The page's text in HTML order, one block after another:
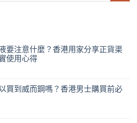
要注意什麼？香港用家分享正貨渠
使用心得
買到威而鋼嗎？香港男士購買前必